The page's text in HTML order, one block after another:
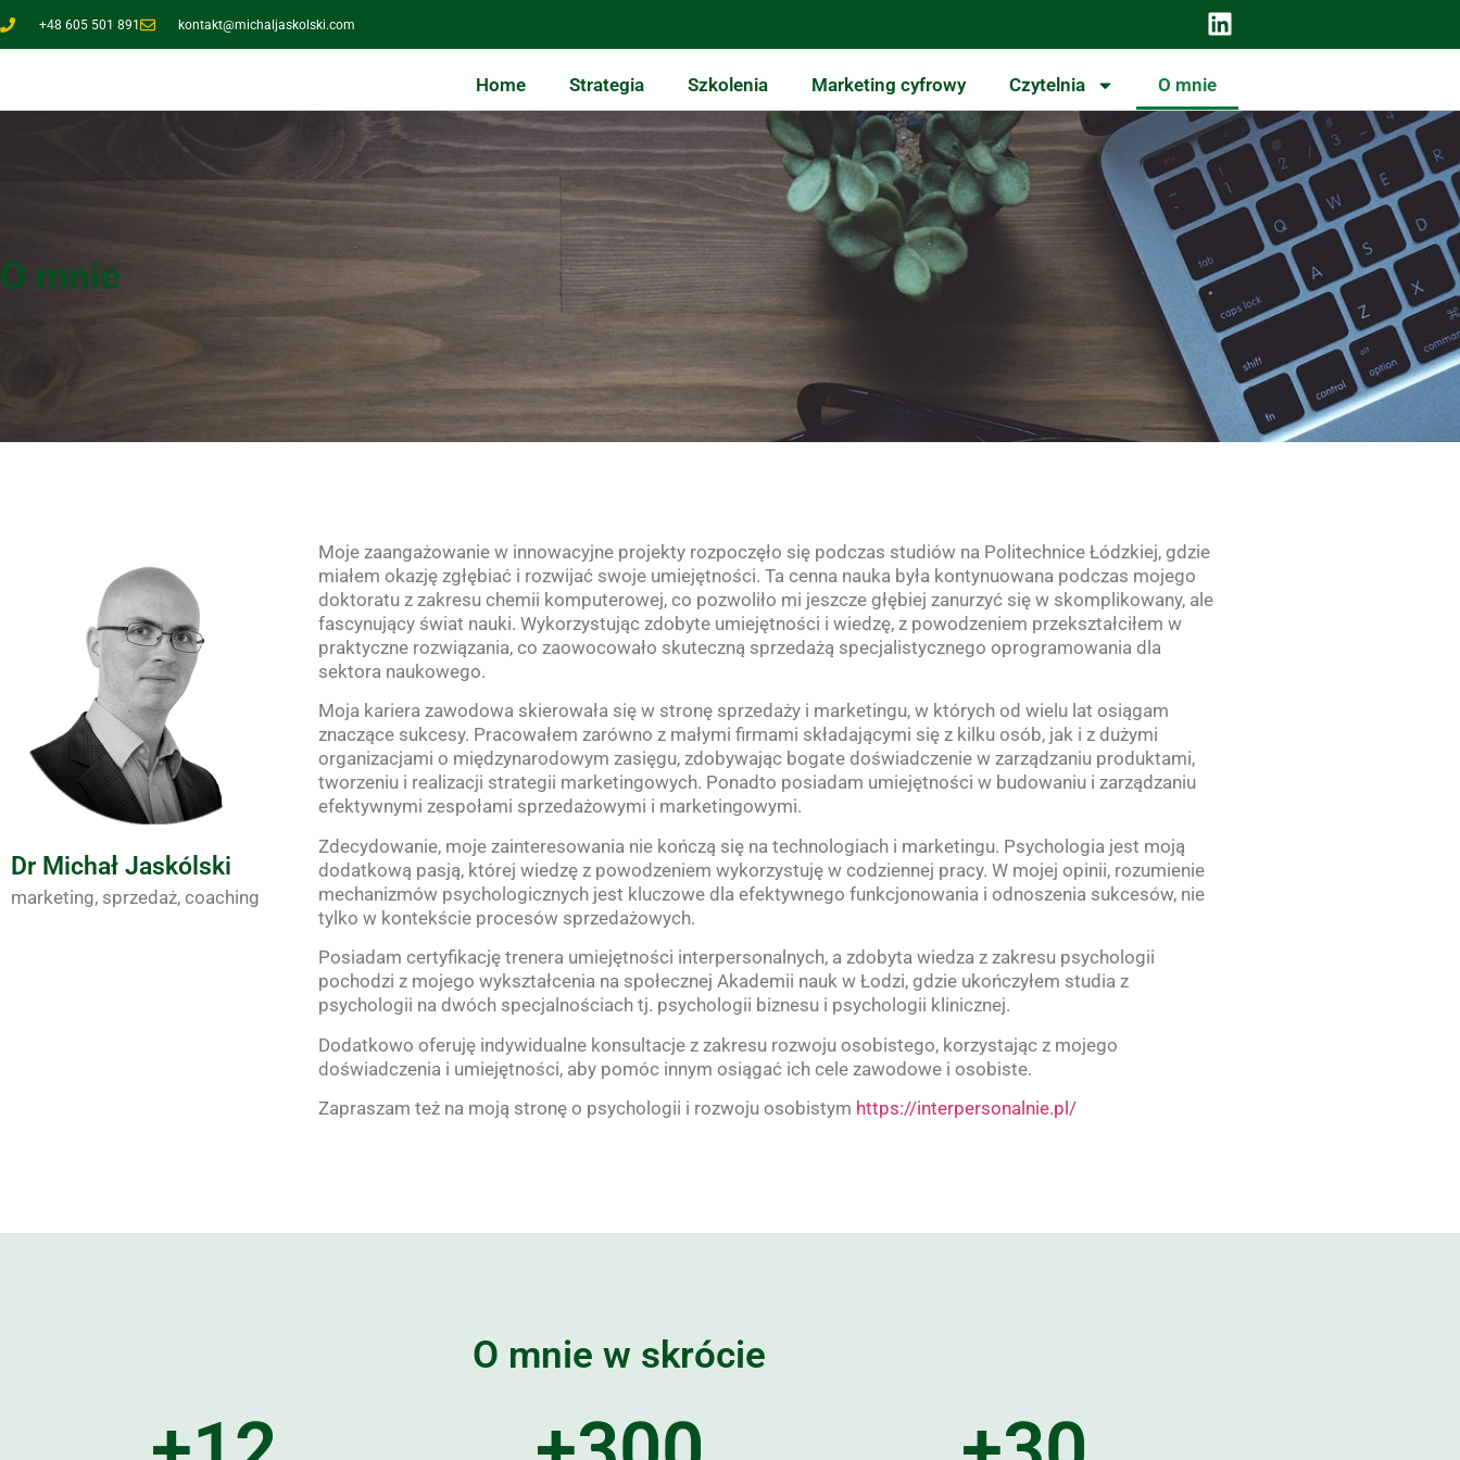
+48 605 501 891 kontakt@michaljaskolski.com
Home Strategia Szkolenia Marketing cyfrowy Czytelnia O mnie
O mnie
Dr Michał Jaskólski
marketing, sprzedaż, coaching
Moje zaangażowanie w innowacyjne projekty rozpoczęło się podczas studiów na Politechnice Łódzkiej, gdzie
miałem okazję zgłębiać i rozwijać swoje umiejętności. Ta cenna nauka była kontynuowana podczas mojego
doktoratu z zakresu chemii komputerowej, co pozwoliło mi jeszcze głębiej zanurzyć się w skomplikowany, ale
fascynujący świat nauki. Wykorzystując zdobyte umiejętności i wiedzę, z powodzeniem przekształciłem w
praktyczne rozwiązania, co zaowocowało skuteczną sprzedażą specjalistycznego oprogramowania dla
sektora naukowego.
Moja kariera zawodowa skierowała się w stronę sprzedaży i marketingu, w których od wielu lat osiągam
znaczące sukcesy. Pracowałem zarówno z małymi firmami składającymi się z kilku osób, jak i z dużymi
organizacjami o międzynarodowym zasięgu, zdobywając bogate doświadczenie w zarządzaniu produktami,
tworzeniu i realizacji strategii marketingowych. Ponadto posiadam umiejętności w budowaniu i zarządzaniu
efektywnymi zespołami sprzedażowymi i marketingowymi.
Zdecydowanie, moje zainteresowania nie kończą się na technologiach i marketingu. Psychologia jest moją
dodatkową pasją, której wiedzę z powodzeniem wykorzystuję w codziennej pracy. W mojej opinii, rozumienie
mechanizmów psychologicznych jest kluczowe dla efektywnego funkcjonowania i odnoszenia sukcesów, nie
tylko w kontekście procesów sprzedażowych.
Posiadam certyfikację trenera umiejętności interpersonalnych, a zdobyta wiedza z zakresu psychologii
pochodzi z mojego wykształcenia na społecznej Akademii nauk w Łodzi, gdzie ukończyłem studia z
psychologii na dwóch specjalnościach tj. psychologii biznesu i psychologii klinicznej.
Dodatkowo oferuję indywidualne konsultacje z zakresu rozwoju osobistego, korzystając z mojego
doświadczenia i umiejętności, aby pomóc innym osiągać ich cele zawodowe i osobiste.
Zapraszam też na moją stronę o psychologii i rozwoju osobistym https://interpersonalnie.pl/
O mnie w skrócie